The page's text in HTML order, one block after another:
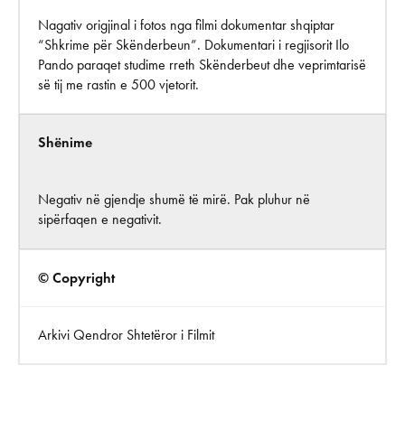
Nagativ origjinal i fotos nga filmi dokumentar shqiptar
“Shkrime për Skënderbeun”. Dokumentari i regjisorit Ilo
Pando paraqet studime rreth Skënderbeut dhe veprimtarisë
së tij me rastin e 500 vjetorit.
Shënime
Negativ në gjendje shumë të mirë. Pak pluhur në
sipërfaqen e negativit.
© Copyright
Arkivi Qendror Shtetëror i Filmit